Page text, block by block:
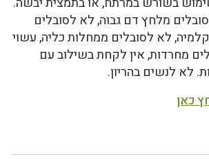
מלחץ דם גבוה, לא לסובלים
לא לסובלים ממחלות כליה, עשוי
מחרדות, אין לקחת בשילוב עם
לא לנשים בהריון.
כאן